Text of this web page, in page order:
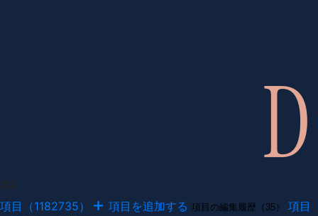
項目（1182735） 項目を追加する 項目の編集履歴（35）
項目